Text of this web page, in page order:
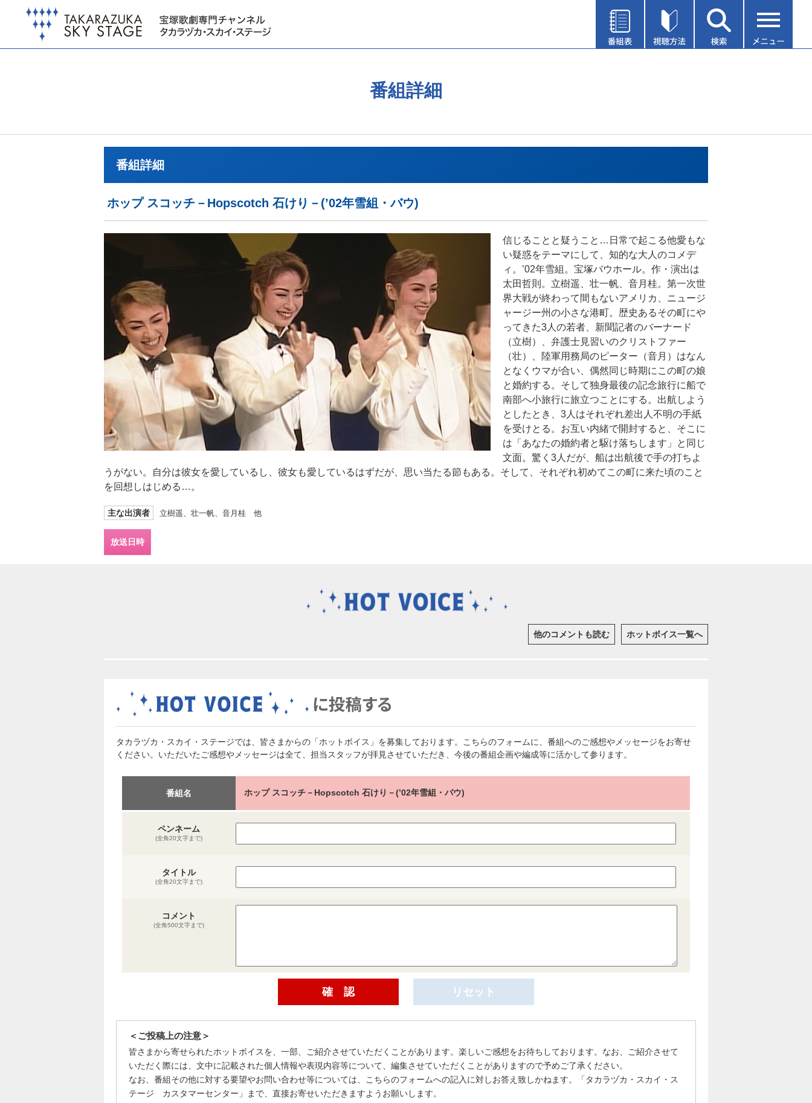
番組詳細
番組詳細
ホップ スコッチ－Hopscotch 石けり－(’02年雪組・バウ)
信じることと疑うこと…日常で起こる他愛もな
い疑惑をテーマにして、知的な大人のコメデ
ィ。’02年雪組。宝塚バウホール。作・演出は
太田哲則。立樹遥、壮一帆、音月桂。第一次世
界大戦が終わって間もないアメリカ、ニュージ
ャージー州の小さな港町。歴史あるその町にや
ってきた3人の若者、新聞記者のバーナード
（立樹）、弁護士見習いのクリストファー
（壮）、陸軍用務局のピーター（音月）はなん
となくウマが合い、偶然同じ時期にこの町の娘
と婚約する。そして独身最後の記念旅行に船で
南部へ小旅行に旅立つことにする。出航しよう
としたとき、3人はそれぞれ差出人不明の手紙
を受けとる。お互い内緒で開封すると、そこに
は「あなたの婚約者と駆け落ちします」と同じ
文面。驚く3人だが、船は出航後で手の打ちよ
うがない。自分は彼女を愛しているし、彼女も愛しているはずだが、思い当たる節もある。そして、それぞれ初めてこの町に来た頃のこと
を回想しはじめる…。
主な出演者 立樹遥、壮一帆、音月桂 他
放送日時
他のコメントも読む ホットボイス一覧へ
タカラヅカ・スカイ・ステージでは、皆さまからの「ホットボイス」を募集しております。こちらのフォームに、番組へのご感想やメッセージをお寄せ
ください。いただいたご感想やメッセージは全て、担当スタッフが拝見させていただき、今後の番組企画や編成等に活かして参ります。
番組名 ホップ スコッチ－Hopscotch 石けり－(’02年雪組・バウ)
ペンネーム
(全角20文字まで)
タイトル
(全角20文字まで)
コメント
(全角500文字まで)
＜ご投稿上の注意＞
皆さまから寄せられたホットボイスを、一部、ご紹介させていただくことがあります。楽しいご感想をお待ちしております。なお、ご紹介させて
いただく際には、文中に記載された個人情報や表現内容等について、編集させていただくことがありますので予めご了承ください。
なお、番組その他に対する要望やお問い合わせ等については、こちらのフォームへの記入に対しお答え致しかねます。「タカラヅカ・スカイ・ス
テージ カスタマーセンター」まで、直接お寄せいただきますようお願いします。